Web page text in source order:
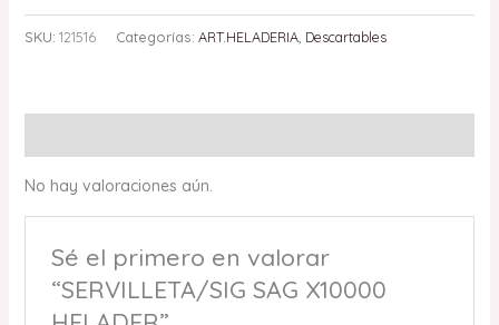
SKU: 121516 Categorías: ART.HELADERIA, Descartables
No hay valoraciones aún.
Sé el primero en valorar
“SERVILLETA/SIG SAG X10000